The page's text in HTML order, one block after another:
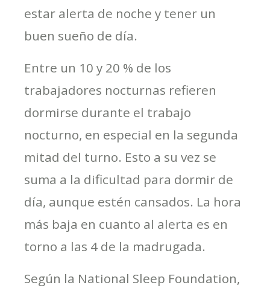
estar alerta de noche y tener un
buen sueño de día.
Entre un 10 y 20 % de los
trabajadores nocturnas refieren
dormirse durante el trabajo
nocturno, en especial en la segunda
mitad del turno. Esto a su vez se
suma a la dificultad para dormir de
día, aunque estén cansados. La hora
más baja en cuanto al alerta es en
torno a las 4 de la madrugada.
Según la National Sleep Foundation,